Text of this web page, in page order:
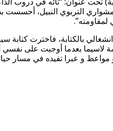
مشواري التربوي النبيل،
لاسيما بعدما أوجبت
مواعظ و عبرا تفيده في مسار